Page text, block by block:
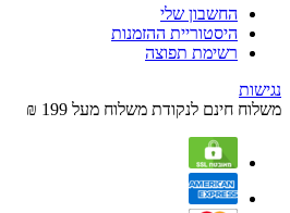
החשבון שלי
היסטוריית ההזמנות
רשימת תפוצה
נגישות
משלוח חינם לנקודת משלוח מעל 199 ₪